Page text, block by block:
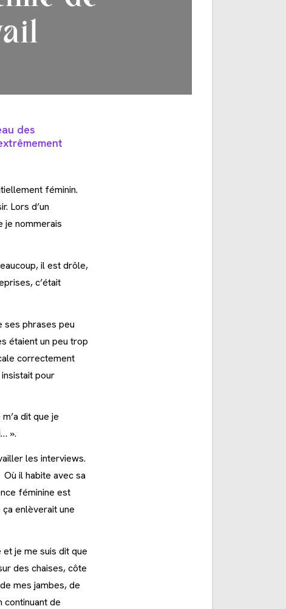
des
féminin.
Lors d’un
je nommerais
il est drôle,
c’était
ses phrases peu
étaient un peu trop
correctement
pour
dit que je
».
les interviews.
il habite avec sa
féminine est
enlèverait une
et je me suis dit que
des chaises, côte
mes jambes, de
continuant de